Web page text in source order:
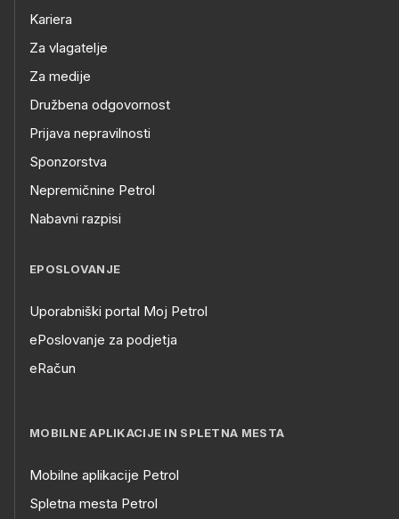
Kariera
Za vlagatelje
Za medije
Družbena odgovornost
Prijava nepravilnosti
Sponzorstva
Nepremičnine Petrol
Nabavni razpisi
EPOSLOVANJE
Uporabniški portal Moj Petrol
ePoslovanje za podjetja
eRačun
MOBILNE APLIKACIJE IN SPLETNA MESTA
Mobilne aplikacije Petrol
Spletna mesta Petrol